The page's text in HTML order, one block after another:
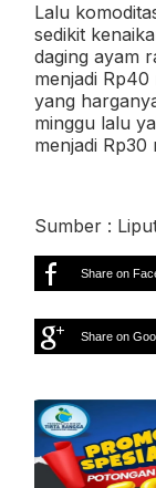
Lalu
sedikit
daging ayam
menjadi
yang
minggu lalu
menjadi Rp30
Sumber :
Share on
Share on